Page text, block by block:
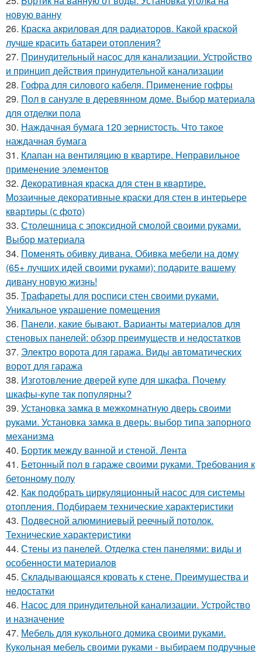
новую ванну
26. Краска акриловая для радиаторов. Какой краской
лучше красить батареи отопления?
27. Принудительный насос для канализации. Устройство
и принцип действия принудительной канализации
28. Гофра для силового кабеля. Применение гофры
29. Пол в санузле в деревянном доме. Выбор материала
для отделки пола
30. Наждачная бумага 120 зернистость. Что такое
наждачная бумага
31. Клапан на вентиляцию в квартире. Неправильное
применение элементов
32. Декоративная краска для стен в квартире.
Мозаичные декоративные краски для стен в интерьере
квартиры (с фото)
33. Столешница с эпоксидной смолой своими руками.
Выбор материала
34. Поменять обивку дивана. Обивка мебели на дому
(65+ лучших идей своими руками): подарите вашему
дивану новую жизнь!
35. Трафареты для росписи стен своими руками.
Уникальное украшение помещения
36. Панели, какие бывают. Варианты материалов для
стеновых панелей: обзор преимуществ и недостатков
37. Электро ворота для гаража. Виды автоматических
ворот для гаража
38. Изготовление дверей купе для шкафа. Почему
шкафы-купе так популярны?
39. Установка замка в межкомнатную дверь своими
руками. Установка замка в дверь: выбор типа запорного
механизма
40. Бортик между ванной и стеной. Лента
41. Бетонный пол в гараже своими руками. Требования к
бетонному полу
42. Как подобрать циркуляционный насос для системы
отопления. Подбираем технические характеристики
43. Подвесной алюминиевый реечный потолок.
Технические характеристики
44. Стены из панелей. Отделка стен панелями: виды и
особенности материалов
45. Складывающаяся кровать к стене. Преимущества и
недостатки
46. Насос для принудительной канализации. Устройство
и назначение
47. Мебель для кукольного домика своими руками.
Кукольная мебель своими руками - выбираем подручные